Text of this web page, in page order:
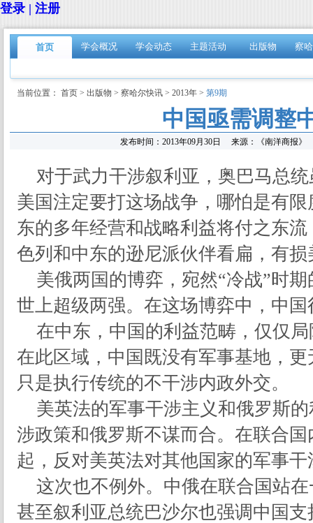
登录 | 注册
首页 学会概况 学会动态 主题活动 出版物 察
当前位置： 首页 > 出版物 > 察哈尔快讯 > 2013年 > 第9期
中国亟需调整
发布时间： 2013年09月30日 来源： 《南洋商报》
对于武力干涉叙利亚，奥巴马总
美国注定要打这场战争，哪怕是有
东的多年经营和战略利益将付之东
色列和中东的逊尼派伙伴看扁，有
美俄两国的博弈，宛然“冷战”时
世上超级两强。在这场博弈中，中国
在中东，中国的利益范畴，仅仅
在此区域，中国既没有军事基地，
只是执行传统的不干涉内政外交。
美英法的军事干涉主义和俄罗斯
涉政策和俄罗斯不谋而合。在联合
起，反对美英法对其他国家的军事干
这次也不例外。中俄在联合国站
甚至叙利亚总统巴沙尔也强调中国